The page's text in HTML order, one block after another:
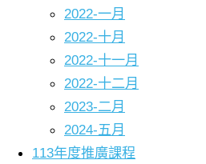
2022-一月
2022-十月
2022-十一月
2022-十二月
2023-二月
2024-五月
113年度推廣課程